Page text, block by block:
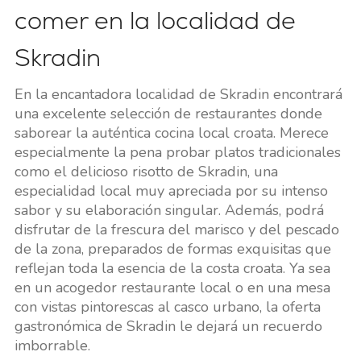
comer en la localidad de
Skradin
En la encantadora localidad de Skradin encontrará
una excelente selección de restaurantes donde
saborear la auténtica cocina local croata. Merece
especialmente la pena probar platos tradicionales
como el delicioso risotto de Skradin, una
especialidad local muy apreciada por su intenso
sabor y su elaboración singular. Además, podrá
disfrutar de la frescura del marisco y del pescado
de la zona, preparados de formas exquisitas que
reflejan toda la esencia de la costa croata. Ya sea
en un acogedor restaurante local o en una mesa
con vistas pintorescas al casco urbano, la oferta
gastronómica de Skradin le dejará un recuerdo
imborrable.